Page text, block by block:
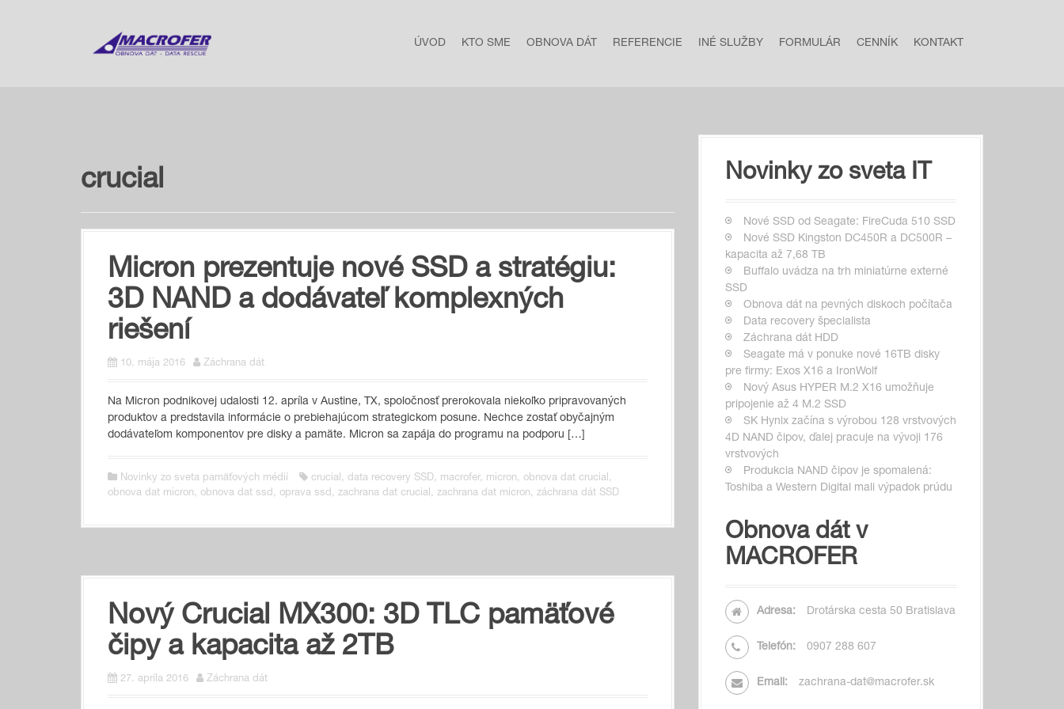
ÚVOD KTO SME OBNOVA DÁT REFERENCIE INÉ SLUŽBY FORMULÁR CENNÍK KONTAKT
crucial
Micron prezentuje nové SSD a stratégiu:
3D NAND a dodávateľ komplexných
riešení
10. mája 2016 Záchrana dát
Na Micron podnikovej udalosti 12. apríla v Austine, TX, spoločnosť prerokovala niekoľko pripravovaných
produktov a predstavila informácie o prebiehajúcom strategickom posune. Nechce zostať obyčajným
dodávateľom komponentov pre disky a pamäte. Micron sa zapája do programu na podporu […]
Novinky zo sveta pamäťových médií crucial, data recovery SSD, macrofer, micron, obnova dat crucial,
obnova dat micron, obnova dat ssd, oprava ssd, zachrana dat crucial, zachrana dat micron, záchrana dát SSD
Nový Crucial MX300: 3D TLC pamäťové
čipy a kapacita až 2TB
27. apríla 2016 Záchrana dát
Novinky zo sveta IT
Nové SSD od Seagate: FireCuda 510 SSD
Nové SSD Kingston DC450R a DC500R –
kapacita až 7,68 TB
Buffalo uvádza na trh miniatúrne externé
SSD
Obnova dát na pevných diskoch počítača
Data recovery špecialista
Záchrana dát HDD
Seagate má v ponuke nové 16TB disky
pre firmy: Exos X16 a IronWolf
Nový Asus HYPER M.2 X16 umožňuje
pripojenie až 4 M.2 SSD
SK Hynix začína s výrobou 128 vrstvových
4D NAND čipov, ďalej pracuje na vývoji 176
vrstvových
Produkcia NAND čipov je spomalená:
Toshiba a Western Digital mali výpadok prúdu
Obnova dát v
MACROFER
Adresa: Drotárska cesta 50 Bratislava
Telefón: 0907 288 607
Email: zachrana-dat@macrofer.sk